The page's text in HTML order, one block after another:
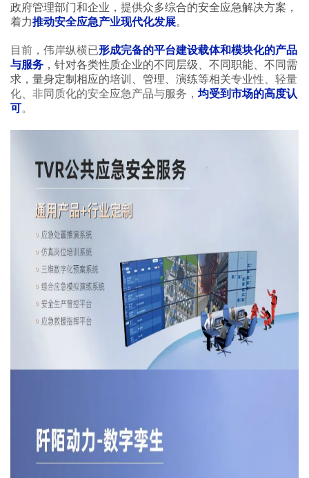
政府管理部门和企业，提供众多综合的安全应急解决方案，
着力推动安全应急产业现代化发展。
目前，伟岸纵横已形成完备的平台建设载体和模块化的产品
与服务 ，针对各类性质企业的不同层级、不同职能、不同需
求，量身定制相应的培训、管理、演练等相关专业性、轻量
化、非同质化的安全应急产品与服务， 均受到市场的高度认
可。